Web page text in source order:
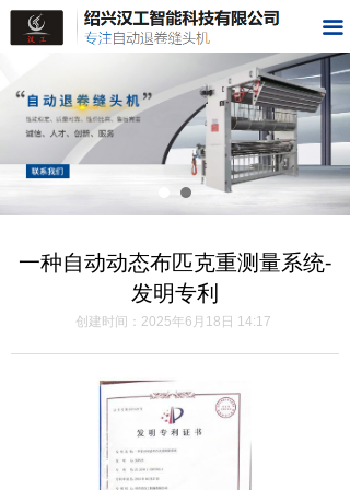
끀
首页
样品展示
视频展示
荣誉资质
科技成果
在线留言
一种自动动态布匹克重测量系统-
发明专利
创建时间： 2025年6月18日 14:17